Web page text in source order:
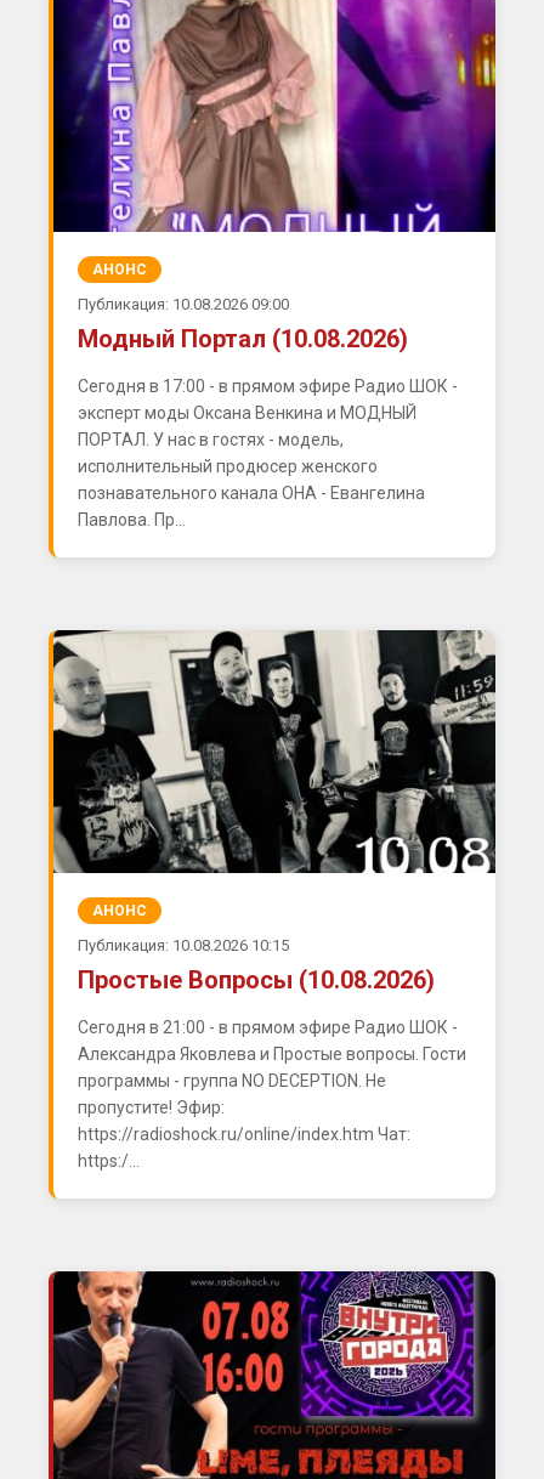
АНОНС
Публикация: 10.08.2026 09:00
Модный Портал (10.08.2026)
Сегодня в 17:00 - в прямом эфире Радио ШОК -
эксперт моды Оксана Венкина и МОДНЫЙ
ПОРТАЛ. У нас в гостях - модель,
исполнительный продюсер женского
познавательного канала ОНА - Евангелина
Павлова. Пр...
АНОНС
Публикация: 10.08.2026 10:15
Простые Вопросы (10.08.2026)
Сегодня в 21:00 - в прямом эфире Радио ШОК -
Александра Яковлева и Простые вопросы. Гости
программы - группа NO DECEPTION. Не
пропустите! Эфир:
https://radioshock.ru/online/index.htm Чат:
https:/...